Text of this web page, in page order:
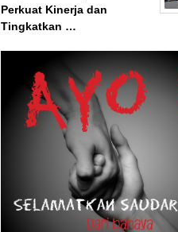
Perkuat Kinerja dan
Tingkatkan …